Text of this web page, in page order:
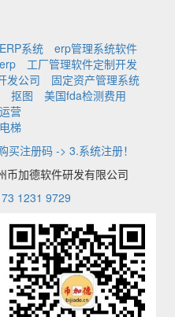
系统
erp管理系统软件
工厂管理软件定制开发
发公司
固定资产管理系统
抠图
美国fda检测费用
营
梯
买注册码 -> 3.系统注册！
币加德软件研发有限公司
1231 9729